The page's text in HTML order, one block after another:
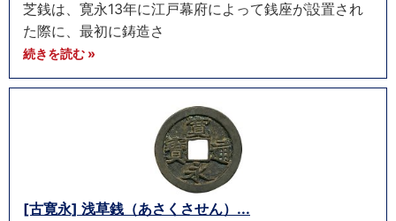
芝銭は、寛永13年に江戸幕府によって銭座が設置され
た際に、最初に鋳造さ
続きを読む »
[古寛永] 浅草銭（あさくさせん）...